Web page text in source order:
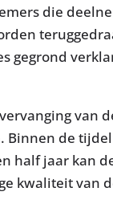
die
gegrond
van
de
half jaar kan
kwaliteit van